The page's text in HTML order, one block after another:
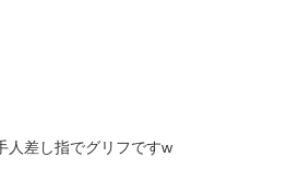
人差し指でグリフですw